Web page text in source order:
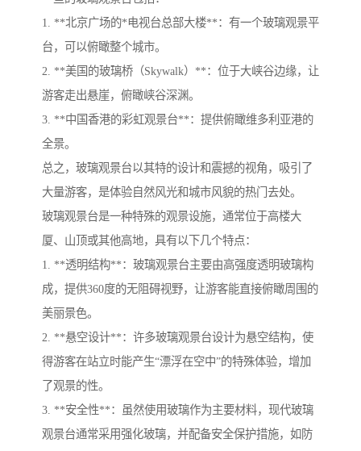
1. **北京广场的*电视台总部大楼**：有一个玻璃观景平
台，可以俯瞰整个城市。
2. **美国的玻璃桥（Skywalk）**：位于大峡谷边缘，让
游客走出悬崖，俯瞰峡谷深渊。
3. **中国香港的彩虹观景台**：提供俯瞰维多利亚港的
全景。
总之，玻璃观景台以其特的设计和震撼的视角，吸引了
大量游客，是体验自然风光和城市风貌的热门去处。
玻璃观景台是一种特殊的观景设施，通常位于高楼大
厦、山顶或其他高地，具有以下几个特点：
1. **透明结构**：玻璃观景台主要由高强度透明玻璃构
成，提供360度的无阻碍视野，让游客能直接俯瞰周围的
美丽景色。
2. **悬空设计**：许多玻璃观景台设计为悬空结构，使
得游客在站立时能产生“漂浮在空中”的特殊体验，增加
了观景的性。
3. **安全性**：虽然使用玻璃作为主要材料，现代玻璃
观景台通常采用强化玻璃，并配备安全保护措施，如防